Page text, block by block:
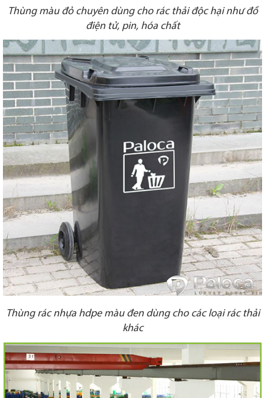
Thùng màu đỏ chuyên dùng cho rác thải độc hại như đồ
điện tử, pin, hóa chất
Thùng rác nhựa hdpe màu đen dùng cho các loại rác thải
khác